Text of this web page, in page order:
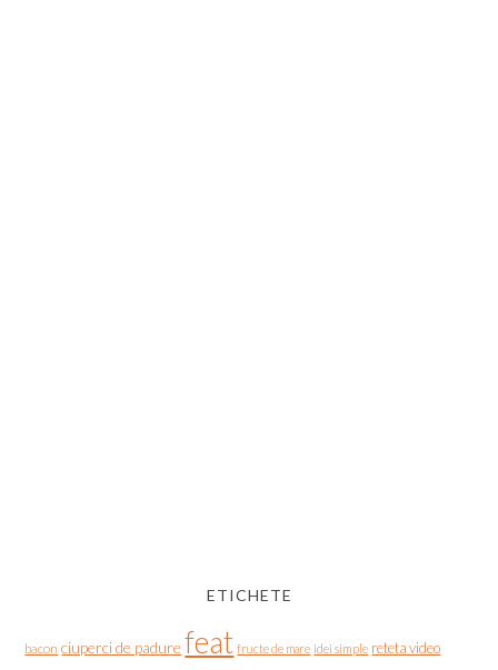
ETICHETE
bacon ciuperci de padure feat fructe de mare idei simple reteta video